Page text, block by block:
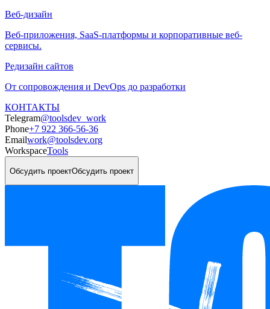
Веб-дизайн
Веб-приложения, SaaS-платформы и корпоративные веб-
сервисы.
Редизайн сайтов
От сопровождения и DevOps до разработки
КОНТАКТЫ
Telegram@toolsdev_work
Phone+7 922 366-56-36
Emailwork@toolsdev.org
WorkspaceTools
Обсудить проектОбсудить проект